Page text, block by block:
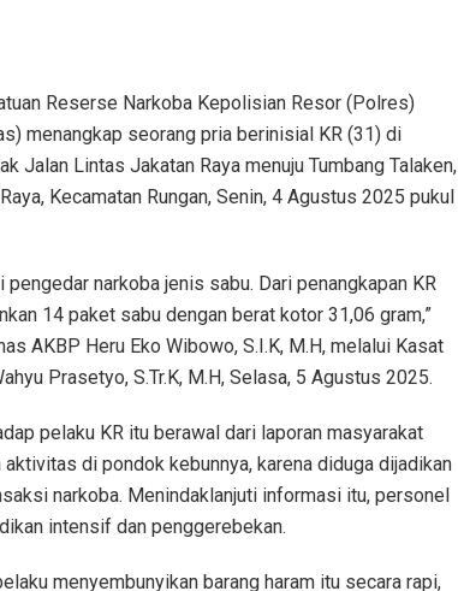
Reserse Narkoba Kepolisian Resor (Polres)
menangkap seorang pria berinisial KR (31) di
Jalan Lintas Jakatan Raya menuju Tumbang Talaken,
Kecamatan Rungan, Senin, 4 Agustus 2025 pukul
pengedar narkoba jenis sabu. Dari penangkapan KR
14 paket sabu dengan berat kotor 31,06 gram,”
AKBP Heru Eko Wibowo, S.I.K, M.H, melalui Kasat
Prasetyo, S.Tr.K, M.H, Selasa, 5 Agustus 2025.
pelaku KR itu berawal dari laporan masyarakat
aktivitas di pondok kebunnya, karena diduga dijadikan
narkoba. Menindaklanjuti informasi itu, personel
intensif dan penggerebekan.
menyembunyikan barang haram itu secara rapi,